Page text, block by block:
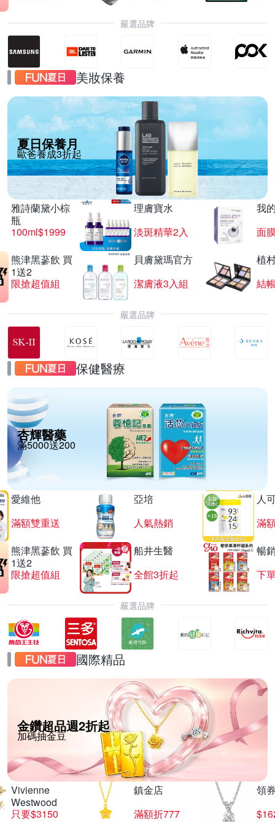
嚴選品牌
美妝保養
夏日保養月
歐爸養成3折起
雅詩蘭黛小棕
瓶
100ml$1999
理膚寶水
淡斑精華2入
我
面
熊津黑蔘飲 買
1送2
限搶超值組
貝膚黛瑪官方
潔膚液3入組
植
結
嚴選品牌
保健醫療
杏輝醫藥
滿5000送200
愛維他
滿額雙重送
亞培
人氣熱銷
人
滿
熊津黑蔘飲 買
1送2
限搶超值組
船井生醫
全館3折起
暢
下
嚴選品牌
國際精品
金鑽超品週2折起
加碼抽金豆
Vivienne
Westwood
只要$3150
鎮金店
滿額折777
領